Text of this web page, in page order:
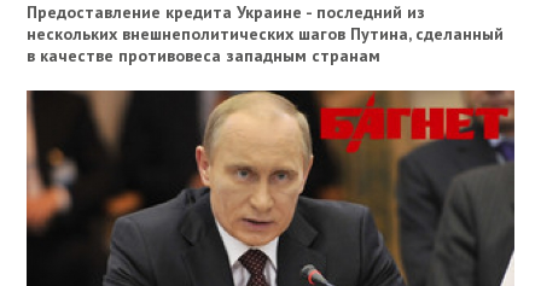
Предоставление кредита Украине - последний из
нескольких внешнеполитических шагов Путина, сделанный
в качестве противовеса западным странам